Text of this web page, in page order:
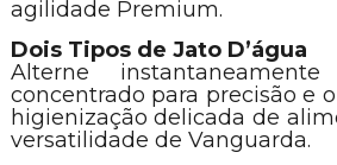
agilidade Premium.
Dois Tipos de Jato D’água
Alterne
concentrado para precisão e
higienização delicada de
versatilidade de Vanguarda.